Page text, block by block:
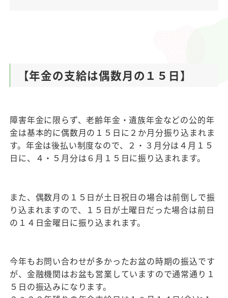
【年金の支給は偶数月の１５日】
障害年金に限らず、老齢年金・遺族年金などの公的年
金は基本的に偶数月の１５日に２か月分振り込まれま
す。年金は後払い制度なので、２・３月分は４月１５
日に、４・５月分は６月１５日に振り込まれます。
また、偶数月の１５日が土日祝日の場合は前倒しで振
り込まれますので、１５日が土曜日だった場合は前日
の１４日金曜日に振り込まれます。
今年もお問い合わせが多かったお盆の時期の振込です
が、金融機関はお盆も営業していますので通常通り１
５日の振込みになります。